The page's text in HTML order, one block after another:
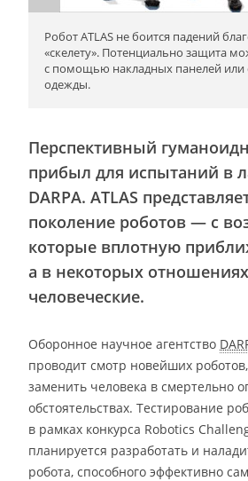
Робот ATLAS не боится падений
«скелету». Потенциально защита
с помощью накладных панелей или
одежды.
Перспективный
прибыл для испытаний в
DARPA. ATLAS
поколение роботов — с
которые вплотную
а в некоторых
человеческие.
Оборонное научное агентство
проводит смотр новейших
заменить человека в смертельно
обстоятельствах. Тестирование
в рамках конкурса Robotics
планируется разработать и
робота, способного эффективно